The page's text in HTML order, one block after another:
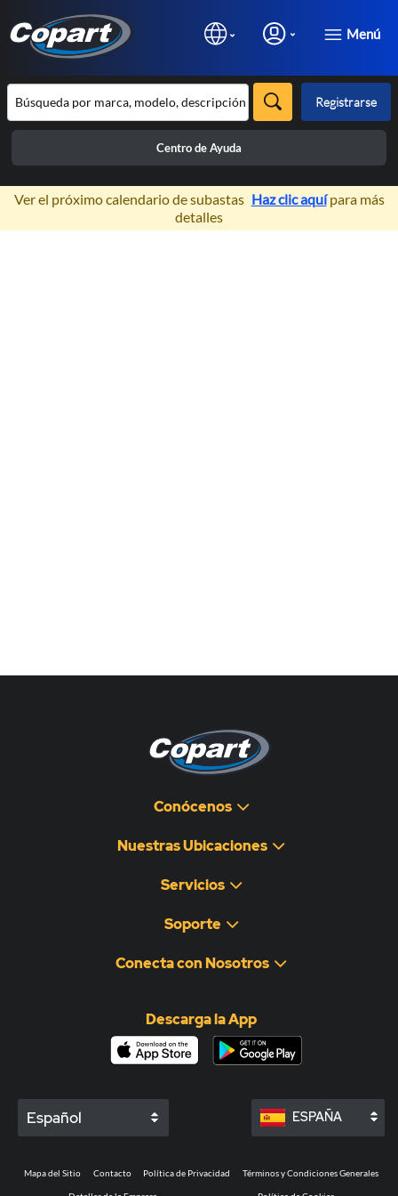
Menú
Registrarse
Centro de Ayuda
×
Ver el próximo calendario de subastas Haz clic aquípara más
detalles
Conócenos
Nuestras Ubicaciones
Servicios
Soporte
Conecta con Nosotros
Descarga la App
Español ESPAÑA
Mapa del Sitio Contacto Política de Privacidad Términos y Condiciones Generales